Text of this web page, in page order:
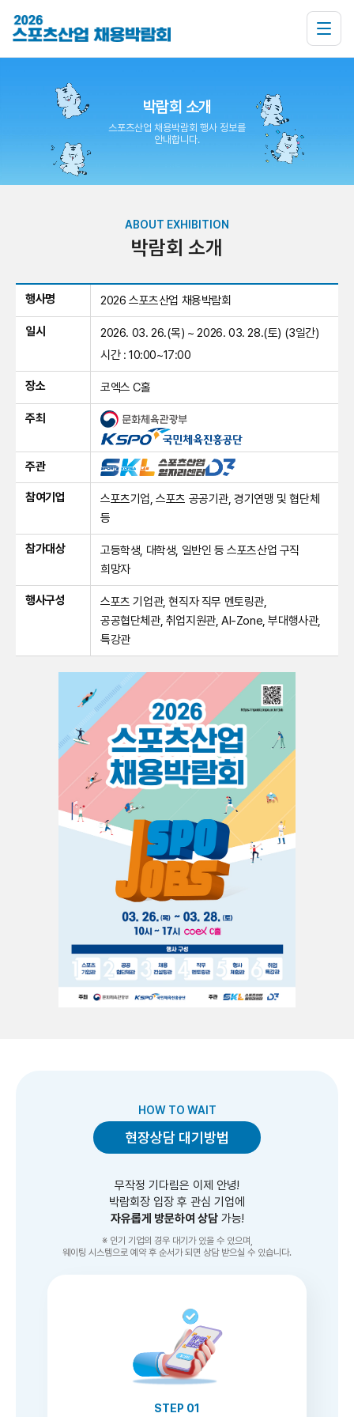
박람회 소개
스포츠산업 채용박람회 행사 정보를
안내합니다.
ABOUT EXHIBITION
박람회 소개
행사명 2026 스포츠산업 채용박람회
일시
2026. 03. 26.(목) ~ 2026. 03. 28.(토) (3일간)
시간 : 10:00~17:00
장소 코엑스 C홀
주최
주관
참여기업
스포츠기업, 스포츠 공공기관, 경기연맹 및 협단체
등
참가대상
고등학생, 대학생, 일반인 등 스포츠산업 구직
희망자
행사구성
스포츠 기업관, 현직자 직무 멘토링관,
공공협단체관, 취업지원관, AI-Zone, 부대행사관,
특강관
HOW TO WAIT
현장상담 대기방법
무작정 기다림은 이제 안녕!
박람회장 입장 후 관심 기업에
자유롭게 방문하여 상담가능!
※ 인기 기업의 경우 대기가 있을 수 있으며,
웨이팅 시스템으로 예약 후 순서가 되면 상담 받으실 수 있습니다.
STEP 01